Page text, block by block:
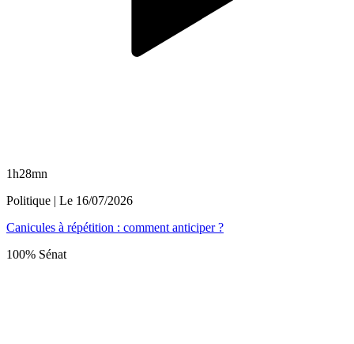
1h28mn
Politique | Le 16/07/2026
Canicules à répétition : comment anticiper ?
100% Sénat